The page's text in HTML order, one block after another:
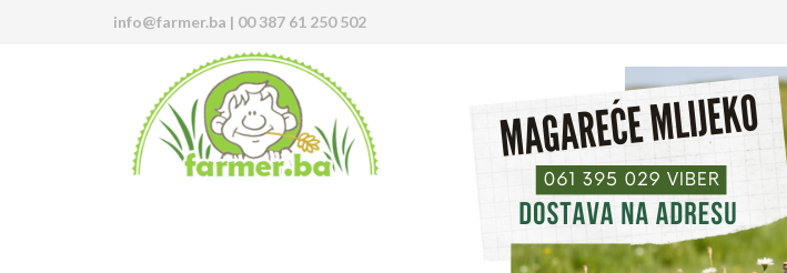
info@farmer.ba | 00 387 61 250 502